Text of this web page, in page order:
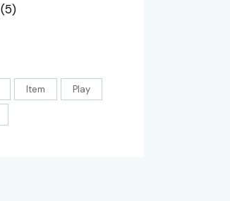
(5)
Item Play